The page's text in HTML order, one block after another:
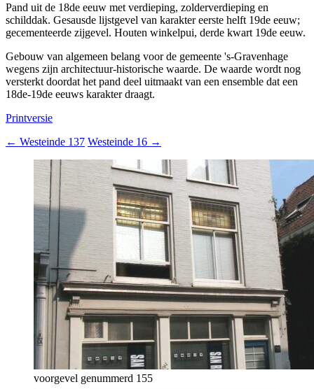
Pand uit de 18de eeuw met verdieping, zolderverdieping en
schilddak. Gesausde lijstgevel van karakter eerste helft 19de eeuw;
gecementeerde zijgevel. Houten winkelpui, derde kwart 19de eeuw.
Gebouw van algemeen belang voor de gemeente 's-Gravenhage
wegens zijn architectuur-historische waarde. De waarde wordt nog
versterkt doordat het pand deel uitmaakt van een ensemble dat een
18de-19de eeuws karakter draagt.
Printversie
← Westeinde 137 Westeinde 16 →
voorgevel genummerd 155